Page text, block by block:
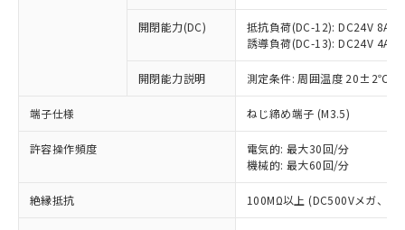
開閉能力(DC)
抵抗負荷(DC-12): DC24V 8A/
誘導負荷(DC-13): DC24V 4A/
開閉能力説明 測定条件: 周囲温度 20±2℃、
端子仕様 ねじ締め端子 (M3.5)
許容操作頻度
電気的: 最大30回/分
機械的: 最大60回/分
絶縁抵抗 100MΩ以上 (DC500Vメガ、点
本サービスは、当社制御機器事業取扱
商品の当社在庫状況および標準価格
(税抜)を提供させていただくもので
当社制御機器事業取扱商品の中には、
本サービスの対象外となる商品もある
在庫状況および標準価格照会結果は、
記載している更新日時点での社内デー
タに基づき作成されるものであり、閲
覧された時点での実際の在庫および標
調査・確認中：EU RoHS指令（10物質）の
非含有の対応状況を調査中または確認中の
非該当品：ライセンス料など無形物で、有
害物質有無と関係のない商品です。
仕入先様の事情により、非含有部品として
いたものが、含有品と判明した場合などや
むを得ず変更することがあります。
鉛(Pb) 1000ppm以下、 水銀(Hg) 1000ppm以下、 カド
※1 中国RoHS○×表
「○」：最大均質材料含有率が中国RoHSの
基準値以下であることを示します。
「×」：最大均質材料含有率が中国RoHSの
基準値を超えていることを示します。
「－」：未確認です。当社販売部門へお問
*中国RoHS10物質の基準値 (GB/T26572)：
Pb(鉛) :1000ppm、 Hg(水銀) : 1000ppm、 Cd(カドミウ
当社は、これら貴社製品のうち、外国
為替および外国貿易法に定める商品
（以下｢規制貨物等」という）を輸出
国政府の輸出許可(または役務取引許